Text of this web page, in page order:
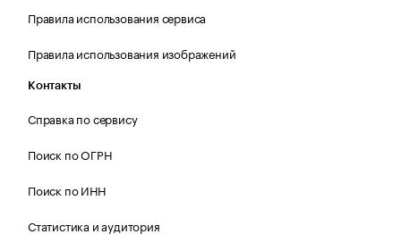
Правила использования сервиса
Правила использования изображений
Контакты
Справка по сервису
Поиск по ОГРН
Поиск по ИНН
Статистика и аудитория